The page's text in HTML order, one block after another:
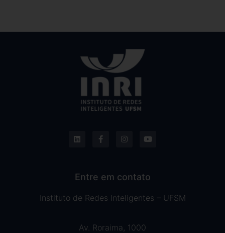
Entre em contato
Instituto de Redes Inteligentes – UFSM
Av. Roraima, 1000